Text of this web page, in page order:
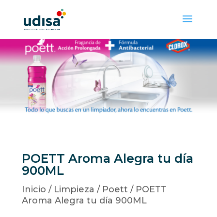
POETT Aroma Alegra tu día
900ML
Inicio / Limpieza / Poett / POETT
Aroma Alegra tu día 900ML